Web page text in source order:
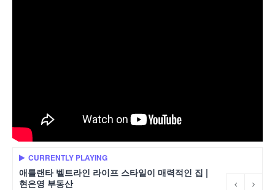
CURRENTLY PLAYING
애틀랜타 벨트라인 라이프 스타일이 매력적인 집 |
현은영 부동산